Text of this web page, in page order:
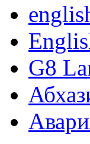
G8